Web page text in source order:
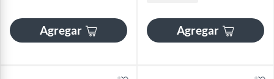
Agregar Agregar